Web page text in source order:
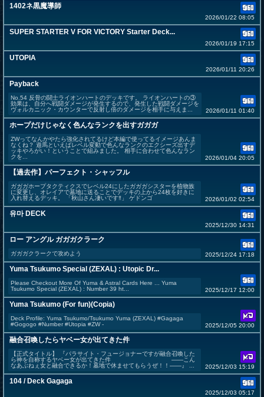
1402ネ黒魔導師
2026/01/22 08:05
SUPER STARTER V FOR VICTORY Starter Deck...
2026/01/19 17:15
UTOPIA
2026/01/11 20:26
Payback
No.54 反骨の闘士ライオンハートのデッキです。 ライオンハートの③
効果は、自分へ戦闘ダメージが発生するので、発生した戦闘ダメージを
ヴォルカニック・カウンターで反射し倍のダメージを相手に与えま...
2026/01/11 01:40
ホープだけじゃなく色んなランクを出すガガガ
ZWってなんかやたら強化されてるけど本編で使ってるイメージあんま
なくね？ 遊馬といえばレベル変動で色んなランクのエクシーズ出すデ
ッキやろがい！ということで組みました。 相手に合わせて色んなラン
クを...
2026/01/04 20:05
【過去作】パーフェクト・シャッフル
ガガガホープタクティクスでレベル24にしたガガガシスターを植物族
に変更し、オレイアで墓地に送ることでデッキの上から24枚を好きに
入れ替えるデッキ。 「秋山さん凄いです‼︎」 ゲドンゴ
2026/01/02 02:54
유마 DECK
2025/12/30 14:31
ロー アングル ガガガクラーク
ガガガクラークで攻めよう 2025/12/24 17:18
Yuma Tsukumo Special (ZEXAL) : Utopic Dr...
Please Checkout More Of Yuma & Astral Cards Here ... Yuma
Tsukumo Special (ZEXAL) : Number 39 ht...
2025/12/17 12:00
Yuma Tsukumo (For fun)(Copia)
Deck Profile: Yuma Tsukumo/Tsukumo Yuma (ZEXAL) #Gagaga
#Gogogo #Number #Utopia #ZW -
2025/12/05 20:00
融合召喚したらヤベー女が出てきた件
【正式タイトル】 『パラサイト・フュージョナーですが融合召喚した
ら神を自称するヤベー女が出てきた件 ――こん
なあぶねぇ女と融合できるか！墓地で休ませてもらうぜ！！――』 ...
2025/12/03 15:19
104 / Deck Gagaga
2025/12/03 05:17